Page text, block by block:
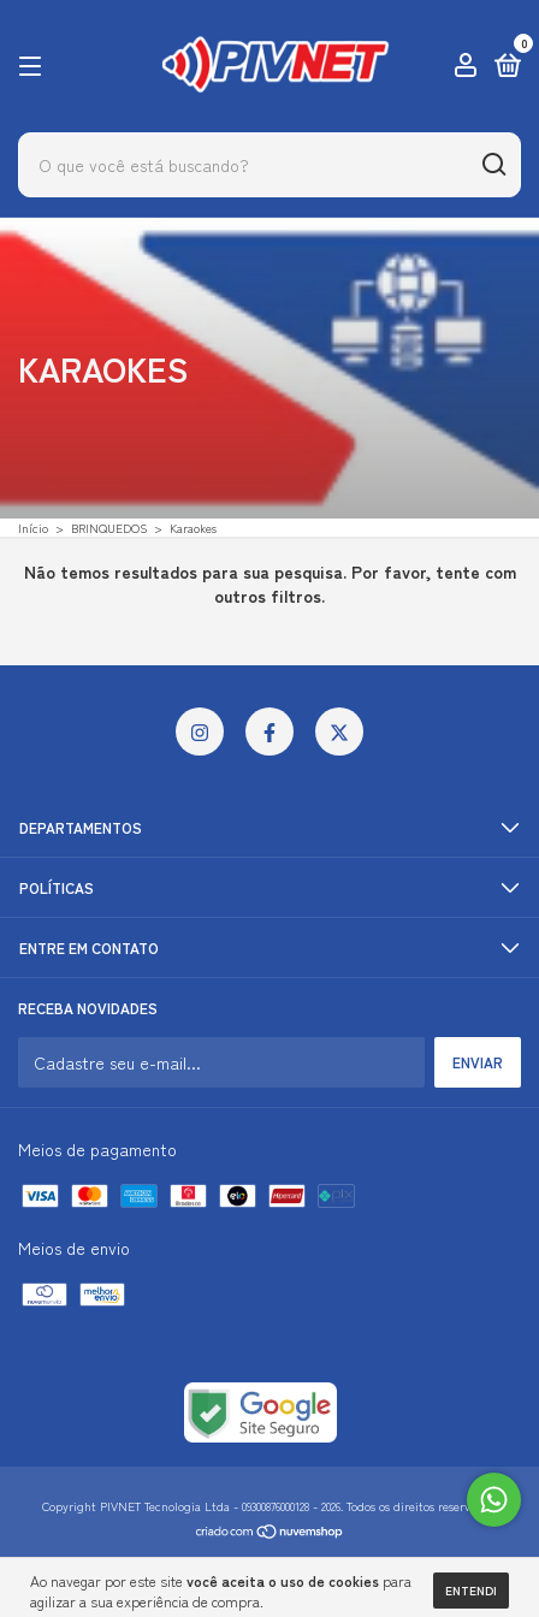
0
Ao navegar por este site você aceita o uso de cookies para
agilizar a sua experiência de compra.
ENTENDI
KARAOKES
Início > BRINQUEDOS > Karaokes
Não temos resultados para sua pesquisa. Por favor, tente com
outros filtros.
DEPARTAMENTOS
POLÍTICAS
ENTRE EM CONTATO
RECEBA NOVIDADES
Meios de pagamento
Meios de envio
Copyright PIVNET Tecnologia Ltda - 09300876000128 - 2026. Todos os direitos reservados.